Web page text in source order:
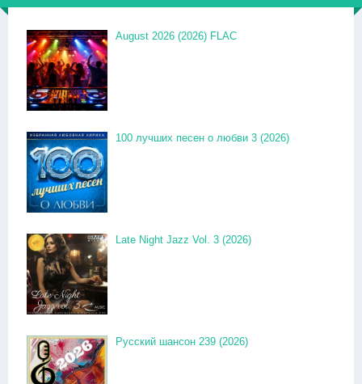
August 2026 (2026) FLAC
100 лучших песен о любви 3 (2026)
Late Night Jazz Vol. 3 (2026)
Русский шансон 239 (2026)